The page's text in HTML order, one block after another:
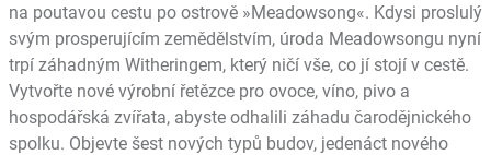
na poutavou cestu po ostrově »Meadowsong«. Kdysi proslulý
svým prosperujícím zemědělstvím, úroda Meadowsongu nyní
trpí záhadným Witheringem, který ničí vše, co jí stojí v cestě.
Vytvořte nové výrobní řetězce pro ovoce, víno, pivo a
hospodářská zvířata, abyste odhalili záhadu čarodějnického
spolku. Objevte šest nových typů budov, jedenáct nového